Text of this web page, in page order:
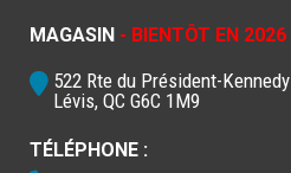
MAGASIN - BIENTÔT EN 2026
522 Rte du Président-Kennedy
Lévis, QC G6C 1M9
TÉLÉPHONE :